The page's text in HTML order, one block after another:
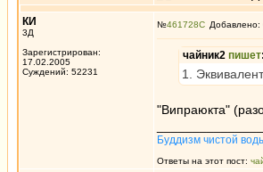
КИ
3Д
Зарегистрирован:
17.02.2005
Суждений: 52231
№461728 Добавлено:
чайник2 пишет:
1.
"Випраюкта"
Буддизм чистой
Ответы на этот пост: